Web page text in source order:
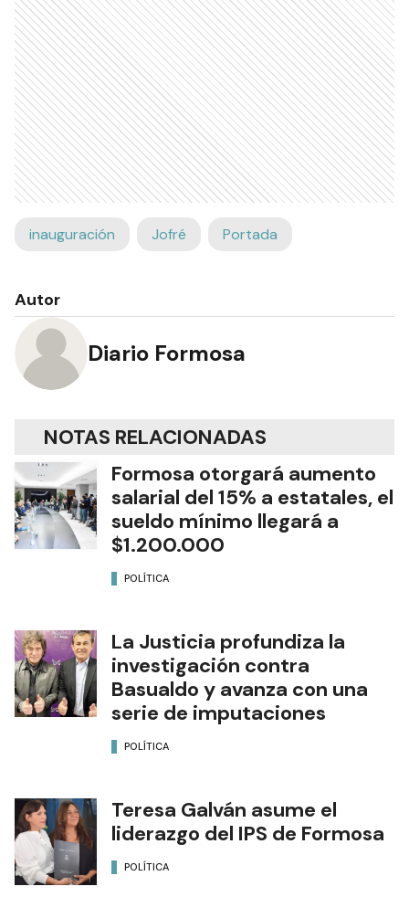
inauguración Jofré Portada
Autor
Diario Formosa
NOTAS RELACIONADAS
Formosa otorgará aumento
salarial del 15% a estatales, el
sueldo mínimo llegará a
$1.200.000
POLÍTICA
La Justicia profundiza la
investigación contra
Basualdo y avanza con una
serie de imputaciones
POLÍTICA
Teresa Galván asume el
liderazgo del IPS de Formosa
POLÍTICA